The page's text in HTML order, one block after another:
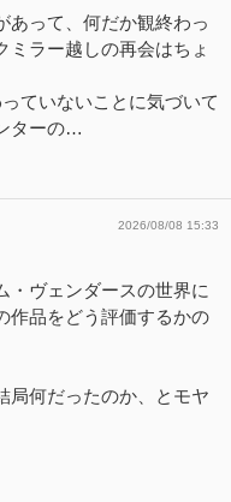
あって、何だか観終わっ
ミラー越しの再会はちょ
ていないことに気づいて
ターの…
2026/08/08 15:33
・ヴェンダースの世界に
作品をどう評価するかの
局何だったのか、とモヤ